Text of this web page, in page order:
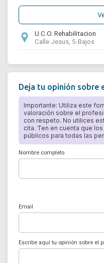
U.C.O. Rehabilitacion
Calle Jesus, 5-Bajos
Deja tu opinión sobre
Importante: Utiliza este
valoración sobre el
con respeto. No utilices
cita. Ten en cuenta que
públicos para todas las
Nombre completo
Email
Escribe aquí tu opinión sobre el